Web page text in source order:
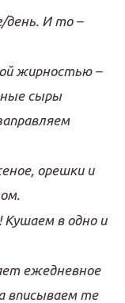
день. И то –
жирностью –
сыры
орешки и
в одно и
ежедневное
вписываем те